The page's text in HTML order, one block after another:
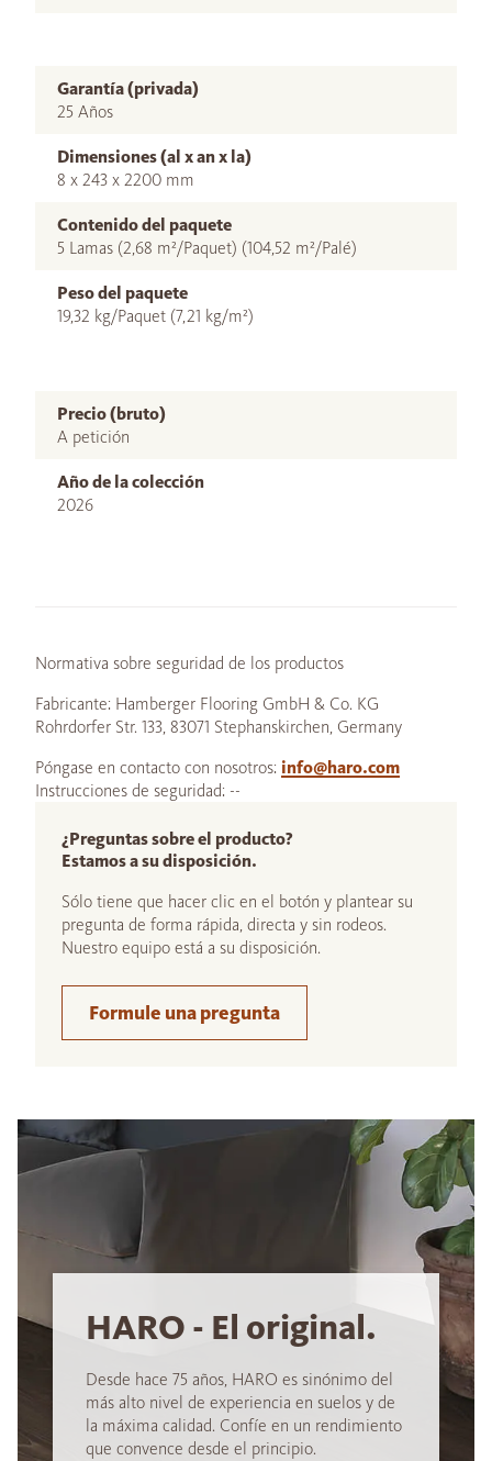
Garantía (privada)
25 Años
Dimensiones (al x an x la)
8 x 243 x 2200 mm
Contenido del paquete
5 Lamas (2,68 m²/Paquet) (104,52 m²/Palé)
Peso del paquete
19,32 kg/Paquet (7,21 kg/m²)
Precio (bruto)
A petición
Año de la colección
2026
Normativa sobre seguridad de los productos
Fabricante: Hamberger Flooring GmbH & Co. KG
Rohrdorfer Str. 133, 83071 Stephanskirchen, Germany
Póngase en contacto con nosotros: info@haro.com
Instrucciones de seguridad: --
¿Preguntas sobre el producto?
Estamos a su disposición.
Sólo tiene que hacer clic en el botón y plantear su
pregunta de forma rápida, directa y sin rodeos.
Nuestro equipo está a su disposición.
Formule una pregunta
HARO - El original.
Desde hace 75 años, HARO es sinónimo del
más alto nivel de experiencia en suelos y de
la máxima calidad. Confíe en un rendimiento
que convence desde el principio.